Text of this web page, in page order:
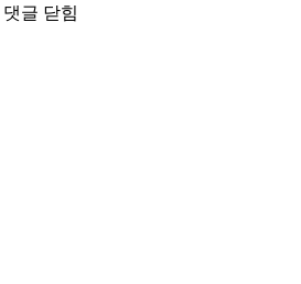
댓글 닫힘